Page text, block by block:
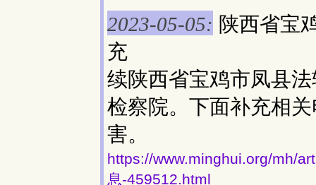
2023-05-05: 陕西省宝
充
续陕西省宝鸡市凤县
检察院。下面补充相
害。
https://www.minghui.org/mh/
息-459512.html